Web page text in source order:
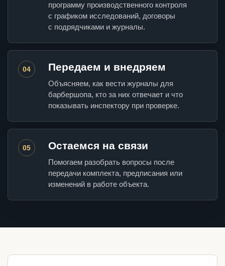
программу производственного контроля
с графиком исследований, договоры
с подрядчиками и журналы.
04 Передаем и внедряем
Объясняем, как вести журналы для
барбершопа, кто за них отвечает и что
показывать инспектору при проверке.
05 Остаемся на связи
Помогаем разобрать вопросы после
передачи комплекта, предписания или
изменений в работе объекта.